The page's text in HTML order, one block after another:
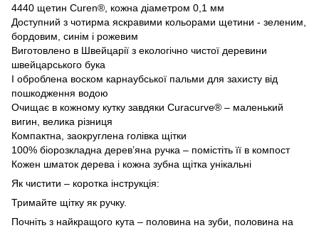
4440 щетин Curen®, кожна діаметром 0,1 мм
Доступний з чотирма яскравими кольорами щетини - зеленим,
бордовим, синім і рожевим
Виготовлено в Швейцарії з екологічно чистої деревини
швейцарського бука
І оброблена воском карнаубської пальми для захисту від
пошкодження водою
Очищає в кожному кутку завдяки Curacurve® – маленький
вигин, велика різниця
Компактна, заокруглена голівка щітки
100% біорозкладна дерев’яна ручка – помістіть її в компост
Кожен шматок дерева і кожна зубна щітка унікальні
Як чистити – коротка інструкція:
Тримайте щітку як ручку.
Почніть з найкращого кута – половина на зуби, половина на